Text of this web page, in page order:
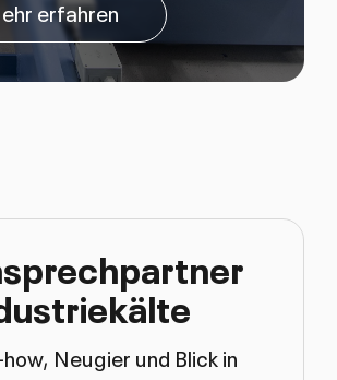
erfahren
Neugier und Blick in